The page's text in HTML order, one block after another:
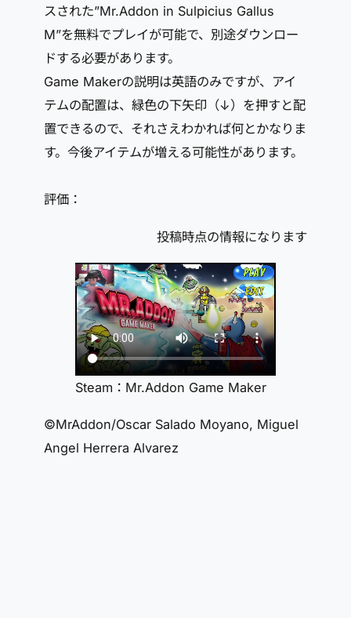
スされた”Mr.Addon in Sulpicius Gallus
M”を無料でプレイが可能で、別途ダウンロー
ドする必要があります。
Game Makerの説明は英語のみですが、アイ
テムの配置は、緑色の下矢印（↓）を押すと配
置できるので、それさえわかれば何とかなりま
す。今後アイテムが増える可能性があります。
評価：
投稿時点の情報になります
Steam：Mr.Addon Game Maker
©MrAddon/Oscar Salado Moyano, Miguel
Angel Herrera Alvarez